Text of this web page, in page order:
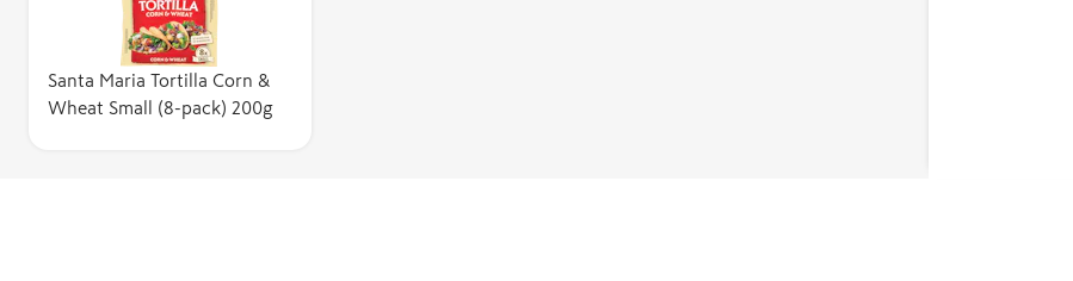
Santa Maria Tortilla Corn &
Wheat Small (8-pack) 200g